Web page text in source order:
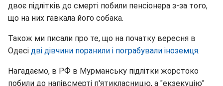
двоє підлітків до смерті побили пенсіонера з-за того,
що на них гавкала його собака.
Також ми писали про те, що на початку вересня в
Одесі дві дівчини поранили і пограбували іноземця.
Нагадаємо, в РФ в Мурманську підлітки жорстоко
побили до напівсмерті п'ятикласницю, а "екзекуцію"